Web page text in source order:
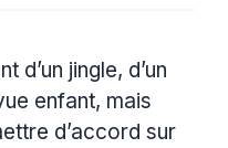
d’un jingle, d’un
enfant, mais
d’accord sur